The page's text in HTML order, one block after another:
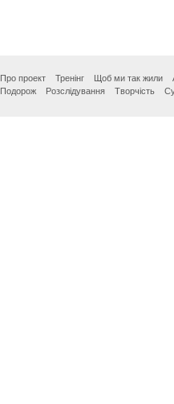
Про проект Тренінг Щоб ми так жили
Подорож
Розслідування Творчість